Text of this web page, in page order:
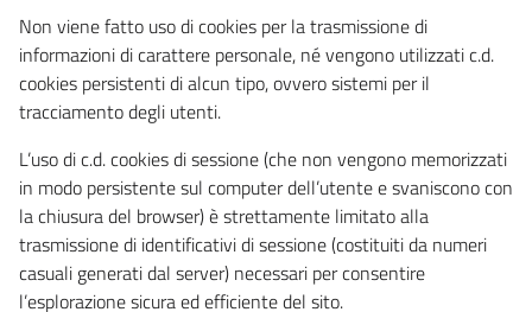
Non viene fatto uso di cookies per la trasmissione di
informazioni di carattere personale, né vengono utilizzati c.d.
cookies persistenti di alcun tipo, ovvero sistemi per il
tracciamento degli utenti.
L’uso di c.d. cookies di sessione (che non vengono memorizzati
in modo persistente sul computer dell’utente e svaniscono con
la chiusura del browser) è strettamente limitato alla
trasmissione di identificativi di sessione (costituiti da numeri
casuali generati dal server) necessari per consentire
l’esplorazione sicura ed efficiente del sito.